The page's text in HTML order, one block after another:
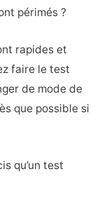
périmés ?
rapides et
faire le test
de mode de
que possible si
qu’un test